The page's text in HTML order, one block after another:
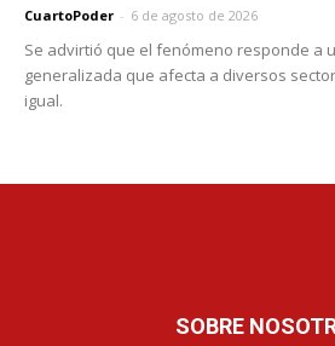
CuartoPoder - 6 de agosto de 2026
Se advirtió que el fenómeno responde a
generalizada que afecta a diversos
igual.
SOBRE